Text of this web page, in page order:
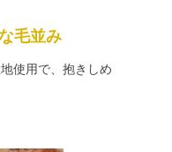
毛並み
使用で、抱きしめ